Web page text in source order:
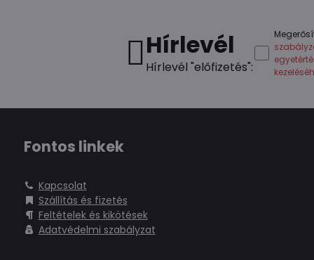
Hírlevél
Hírlevél "előfizetés":
Fontos linkek
Kapcsolat
Szállítás és fizetés
Feltételek és kikötések
Adatvédelmi szabályzat